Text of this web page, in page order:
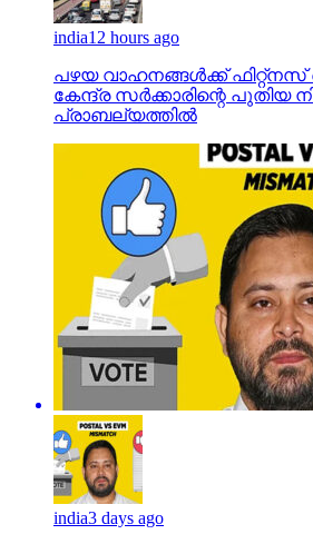
india12 hours ago
പഴയ വാഹനങ്ങള്‍ക്ക് ഫിറ്റ്‌നസ്
കേന്ദ്ര സര്‍ക്കാരിന്റെ പുതിയ
പ്രാബല്യത്തില്‍
india3 days ago